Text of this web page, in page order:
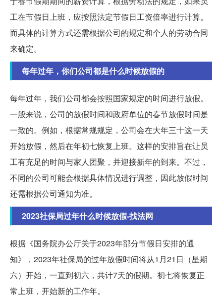
工在节假日上班，应按照法定节假日工资倍率进行计算。
而具体的计算方式还需根据公司的规定和个人的劳动合同
来确定。
每年过年，你们公司都是什么时候放假的
每年过年，我们公司都会按照国家规定的时间进行放假。
一般来说，公司的放假时间和政府单位的春节放假时间是
一致的。例如，根据常规规定，公司会在大年三十这一天
开始放假，然后在年初七恢复上班。这样的安排旨在让员
工有充足的时间与家人团聚，并迎接新年的到来。不过，
不同的公司可能会根据具体情况进行调整，因此放假时间
还需根据公司通知为准。
2023社保局过年什么时候放假-找法网
根据《国务院办公厅关于2023年部分节假日安排的通
知》，2023年社保局的过年放假时间将从1月21日（星期
六）开始，一直到初六，共计7天的假期。初七将恢复正
常上班，开始新的工作年。